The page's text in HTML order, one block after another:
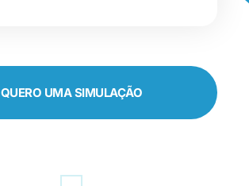
QUERO UMA SIMULAÇÃO